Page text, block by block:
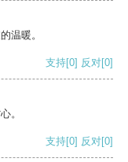
温暖。
支持[0] 反对[0]
。
支持[0] 反对[0]